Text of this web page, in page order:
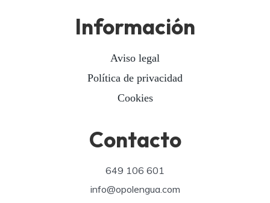
Información
Aviso legal
Política de privacidad
Cookies
Contacto
649 106 601
info@opolengua.com